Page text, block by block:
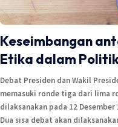
Keseimbangan
Etika dalam
Debat Presiden dan Wakil
memasuki ronde tiga dari lima
dilaksanakan pada 12 Desember
Dua sisa debat akan